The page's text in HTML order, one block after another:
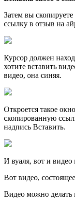
Затем вы
ссылку в отзыв на
Курсор должен
хотите вставить
видео, она синяя.
Откроется такое
скопированную
надпись Вставить.
И вуаля, вот и видео
Вот видео,
Видео можно делать